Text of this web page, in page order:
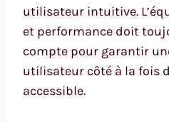
utilisateur intuitive.
et performance doit
compte pour garantir
utilisateur côté à la fois
accessible.